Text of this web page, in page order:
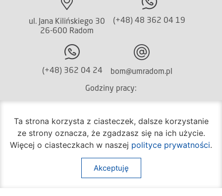
ul. Jana Kilińskiego 30
26-600 Radom
(+48) 48 362 04 19
(+48) 362 04 24 bom@umradom.pl
Godziny pracy:
poniedziałek – piątek
godz.7:30 – 16:30
Pozostałe wydziały
7:30 – 15:30
Ta strona korzysta z ciasteczek, dalsze korzystanie
ze strony oznacza, że zgadzasz się na ich użycie.
Więcej o ciasteczkach w naszej polityce prywatności.
Akceptuję